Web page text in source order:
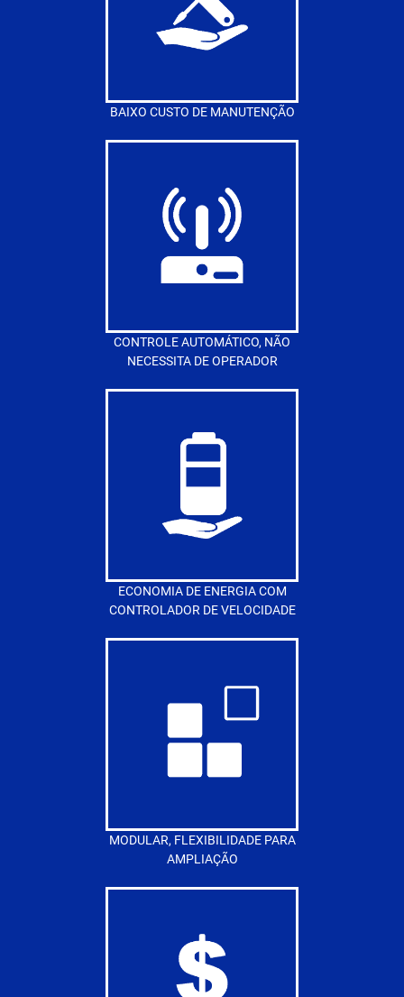
BAIXO CUSTO DE MANUTENÇÃO
CONTROLE AUTOMÁTICO, NÃO
NECESSITA DE OPERADOR
ECONOMIA DE ENERGIA COM
CONTROLADOR DE VELOCIDADE
MODULAR, FLEXIBILIDADE PARA
AMPLIAÇÃO